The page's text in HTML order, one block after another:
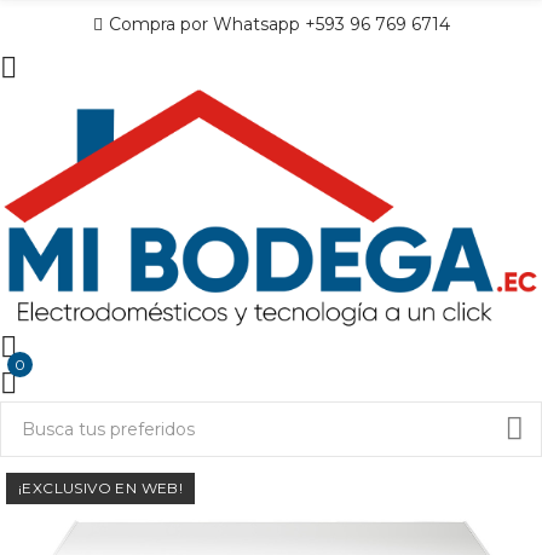
Compra por Whatsapp +593 96 769 6714
0
¡EXCLUSIVO EN WEB!